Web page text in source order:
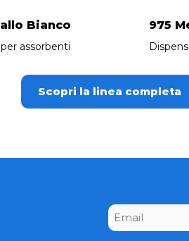
Bianco
assorbenti
975
Scopri la linea completa
CAPTCHA
Email
*